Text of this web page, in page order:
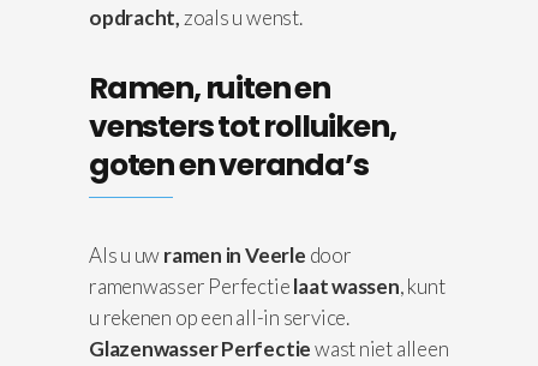
opdracht, zoals u wenst.
Ramen, ruiten en
vensters tot rolluiken,
goten en veranda’s
Als u uwramen in Veerle door
ramenwasser Perfectielaat wassen, kunt
u rekenen op een all-in service.
Glazenwasser Perfectiewast niet alleen